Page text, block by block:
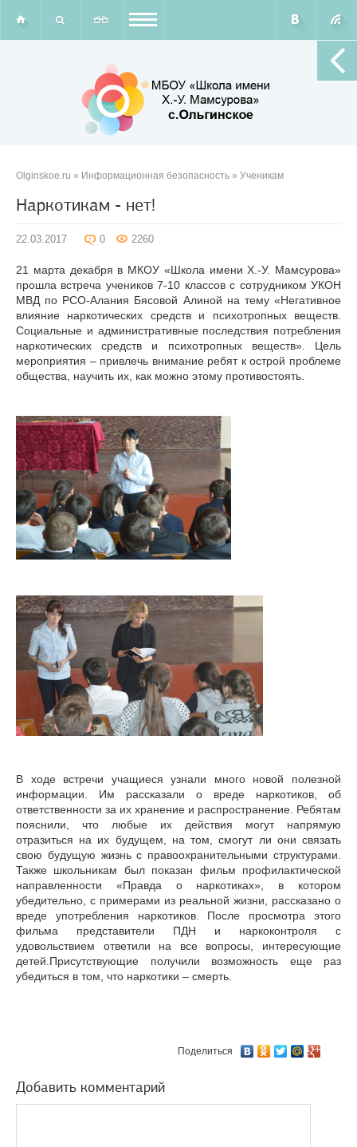
Olginskoe.ru » Информационная безопасность » Ученикам
Наркотикам - нет!
22.03.2017 0 2260
21 марта декабря в МКОУ «Школа имени Х.-У. Мамсурова»
прошла встреча учеников 7-10 классов с сотрудником УКОН
МВД по РСО-Алания Бясовой Алиной на тему «Негативное
влияние наркотических средств и психотропных веществ.
Социальные и административные последствия потребления
наркотических средств и психотропных веществ». Цель
мероприятия – привлечь внимание ребят к острой проблеме
общества, научить их, как можно этому противостоять.
В ходе встречи учащиеся узнали много новой полезной
информации. Им рассказали о вреде наркотиков, об
ответственности за их хранение и распространение. Ребятам
пояснили, что любые их действия могут напрямую
отразиться на их будущем, на том, смогут ли они связать
свою будущую жизнь с правоохранительными структурами.
Также школьникам был показан фильм профилактической
направленности «Правда о наркотиках», в котором
убедительно, с примерами из реальной жизни, рассказано о
вреде употребления наркотиков. После просмотра этого
фильма представители ПДН и наркоконтроля с
удовольствием ответили на все вопросы, интересующие
детей.Присутствующие получили возможность еще раз
убедиться в том, что наркотики – смерть.
Поделиться
Добавить комментарий